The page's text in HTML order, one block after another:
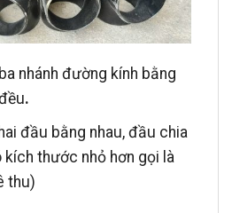
nhánh đường kính bằng
.
đầu bằng nhau, đầu chia
kích thước nhỏ hơn gọi là
thu)